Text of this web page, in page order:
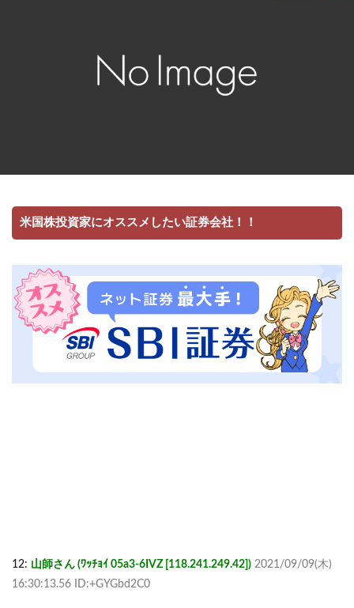
米国株投資家にオススメしたい証券会社！！
12: 山師さん (ﾜｯﾁｮｲ 05a3-6IVZ [118.241.249.42]) 2021/09/09(木)
16:30:13.56 ID:+GYGbd2C0